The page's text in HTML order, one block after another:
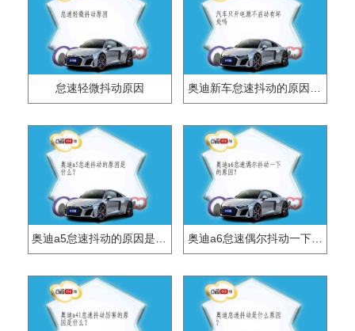
怠速轻微抖动原因
奥迪a6怠速偶尔抖动一下的原因？